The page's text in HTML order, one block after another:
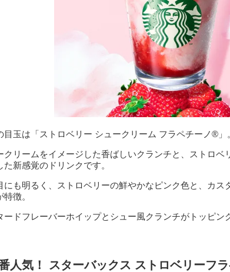
目玉は「ストロベリー シュークリーム フラペチーノ®」
クリームをイメージした香ばしいクランチと、ストロベ
た新感覚のドリンクです。
にも明るく、ストロベリーの鮮やかなピンク色と、カス
徴。
ードフレーバーホイップとシュー風クランチがトッピン
人気！ スターバックス ストロベリーフ